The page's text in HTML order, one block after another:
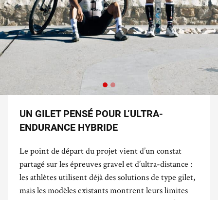
UN GILET PENSÉ POUR L’ULTRA-
ENDURANCE HYBRIDE
Le point de départ du projet vient d’un constat
partagé sur les épreuves gravel et d’ultra-distance :
les athlètes utilisent déjà des solutions de type gilet,
mais les modèles existants montrent leurs limites